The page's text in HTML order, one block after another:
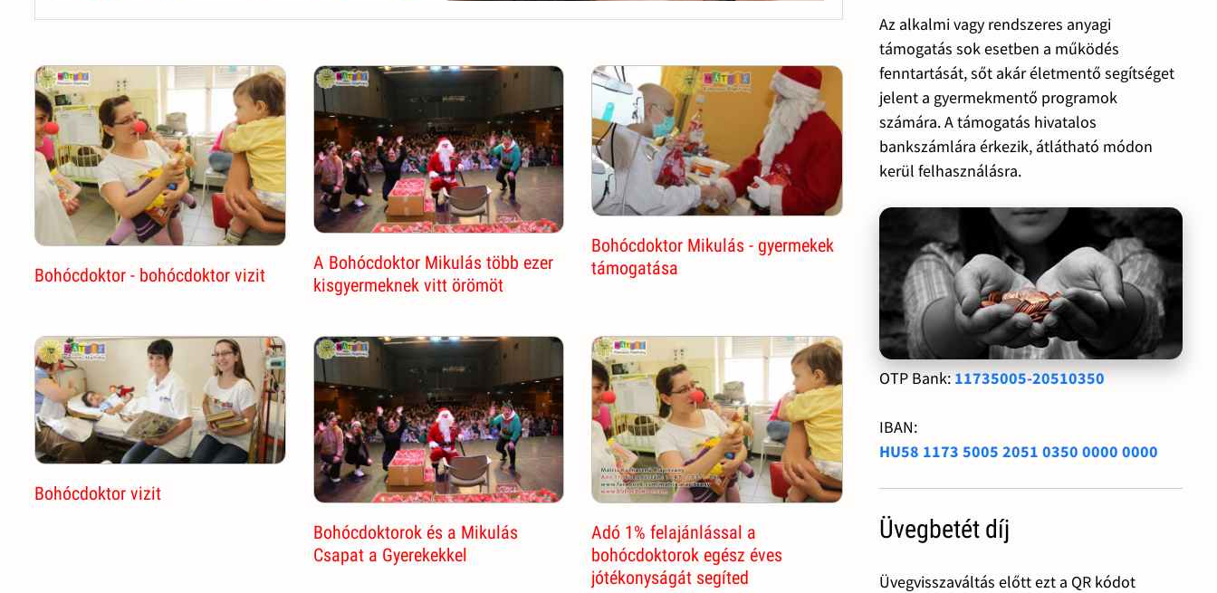
Bohócdoktor - bohócdoktor vizit
A Bohócdoktor Mikulás több ezer
kisgyermeknek vitt örömöt
Bohócdoktor Mikulás - gyermekek
támogatása
Bohócdoktor vizit
Bohócdoktorok és a Mikulás
Csapat a Gyerekekkel
Adó 1% felajánlással a
bohócdoktorok egész éves
jótékonyságát segíted
Az alkalmi vagy rendszeres anyagi
támogatás sok esetben a működés
fenntartását, sőt akár életmentő segítséget
jelent a gyermekmentő programok
számára. A támogatás hivatalos
bankszámlára érkezik, átlátható módon
kerül felhasználásra.
OTP Bank: 11735005-20510350
IBAN:
HU58 1173 5005 2051 0350 0000 0000
Üvegbetét díj
Üvegvisszaváltás előtt ezt a QR kódot